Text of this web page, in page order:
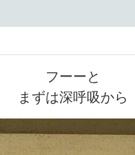
フーーと
まずは深呼吸から